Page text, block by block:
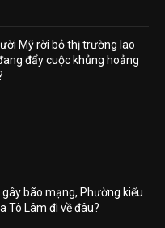
Mỹ rời bỏ thị trường lao
đẩy cuộc khủng hoảng
bão mạng, Phường kiểu
Tô Lâm đi về đâu?